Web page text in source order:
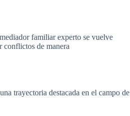
familiar experto se vuelve
conflictos de manera
trayectoria destacada en el campo de